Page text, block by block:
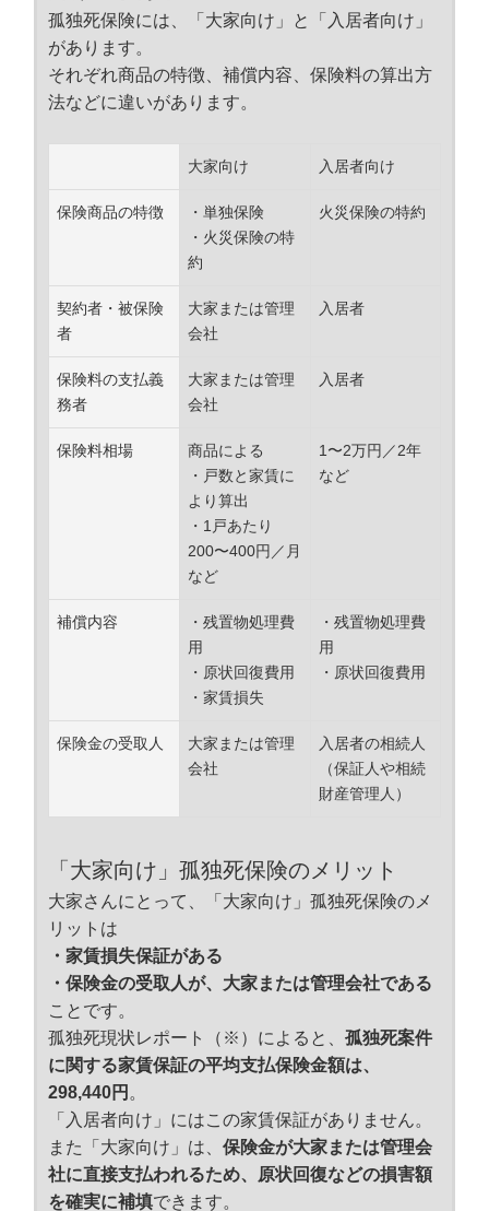
孤独死保険には、「大家向け」と「入居者向け」
があります。
それぞれ商品の特徴、補償内容、保険料の算出方
法などに違いがあります。
大家向け 入居者向け
保険商品の特徴
・単独保険
・火災保険の特
約
火災保険の特約
契約者・被保険
者
大家または管理
会社
入居者
保険料の支払義
務者
大家または管理
会社
入居者
保険料相場
商品による
・戸数と家賃に
より算出
・1戸あたり
200〜400円／月
など
1〜2万円／2年
など
補償内容
・残置物処理費
用
・原状回復費用
・家賃損失
・残置物処理費
用
・原状回復費用
保険金の受取人
大家または管理
会社
入居者の相続人
（保証人や相続
財産管理人）
「大家向け」孤独死保険のメリット
大家さんにとって、「大家向け」孤独死保険のメ
リットは
・家賃損失保証がある
・保険金の受取人が、大家または管理会社である
ことです。
孤独死現状レポート（※）によると、 孤独死案件
に関する家賃保証の平均支払保険金額は、
298,440円 。
「入居者向け」にはこの家賃保証がありません。
また「大家向け」は、 保険金が大家または管理会
社に直接支払われるため、原状回復などの損害額
を確実に補填できます。